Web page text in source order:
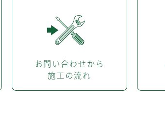
お問い合わせから
施工の流れ